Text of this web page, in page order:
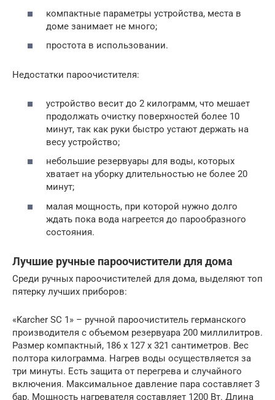
компактные параметры устройства, места в
доме занимает не много;
простота в использовании.
Недостатки пароочистителя:
устройство весит до 2 килограмм, что мешает
продолжать очистку поверхностей более 10
минут, так как руки быстро устают держать на
весу устройство;
небольшие резервуары для воды, которых
хватает на уборку длительностью не более 20
минут;
малая мощность, при которой нужно долго
ждать пока вода нагреется до парообразного
состояния.
Лучшие ручные пароочистители для дома
Среди ручных пароочистителей для дома, выделяют топ
пятерку лучших приборов:
«Karcher SC 1» – ручной пароочиститель германского
производителя с объемом резервуара 200 миллилитров.
Размер компактный, 186 x 127 x 321 сантиметров. Вес
полтора килограмма. Нагрев воды осуществляется за
три минуты. Есть защита от перегрева и случайного
включения. Максимальное давление пара составляет 3
бар. Мощность нагревателя составляет 1200 Вт. Длина